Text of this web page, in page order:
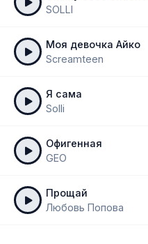
SOLLI
Моя девочка Айко
Screamteen
Я сама
Solli
Офигенная
GEO
Прощай
Любовь Попова